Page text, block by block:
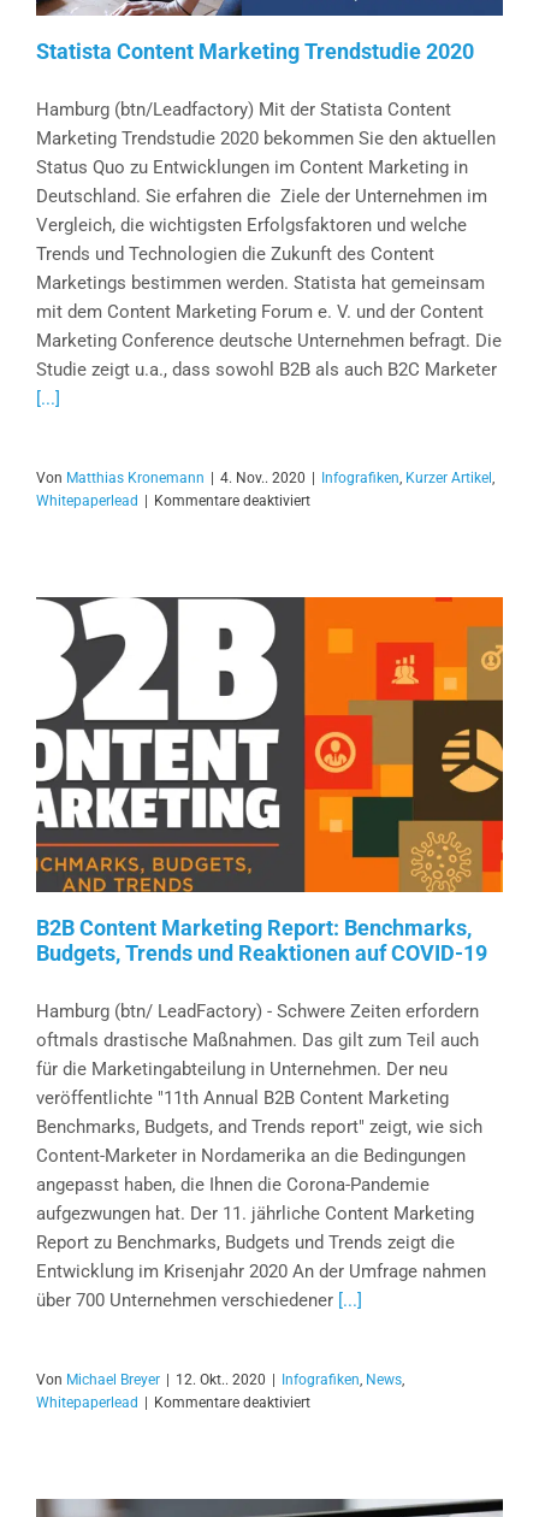
Statista Content Marketing Trendstudie 2020
Hamburg (btn/Leadfactory) Mit der Statista Content
Marketing Trendstudie 2020 bekommen Sie den aktuellen
Status Quo zu Entwicklungen im Content Marketing in
Deutschland. Sie erfahren die Ziele der Unternehmen im
Vergleich, die wichtigsten Erfolgsfaktoren und welche
Trends und Technologien die Zukunft des Content
Marketings bestimmen werden. Statista hat gemeinsam
mit dem Content Marketing Forum e. V. und der Content
Marketing Conference deutsche Unternehmen befragt. Die
Studie zeigt u.a., dass sowohl B2B als auch B2C Marketer
[...]
Von Matthias Kronemann 4. Nov.. 2020 Infografiken, Kurzer Artikel ,
Whitepaperlead
Kommentare deaktiviertfür
B2B Content Marketing Report: Benchmarks,
Budgets, Trends und Reaktionen auf COVID-19
Hamburg (btn/ LeadFactory) - Schwere Zeiten erfordern
oftmals drastische Maßnahmen. Das gilt zum Teil auch
für die Marketingabteilung in Unternehmen. Der neu
veröffentlichte "11th Annual B2B Content Marketing
Benchmarks, Budgets, and Trends report" zeigt, wie sich
Content-Marketer in Nordamerika an die Bedingungen
angepasst haben, die Ihnen die Corona-Pandemie
aufgezwungen hat. Der 11. jährliche Content Marketing
Report zu Benchmarks, Budgets und Trends zeigt die
Entwicklung im Krisenjahr 2020 An der Umfrage nahmen
über 700 Unternehmen verschiedener [...]
Von Michael Breyer | 12. Okt.. 2020 | Infografiken, News,
Whitepaperlead | Kommentare deaktiviertfür